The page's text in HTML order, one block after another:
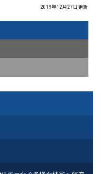
2019年12月27日更新